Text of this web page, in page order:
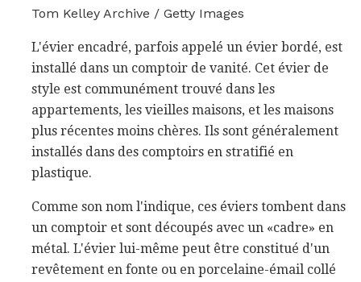
Tom Kelley Archive / Getty Images
L'évier encadré, parfois appelé un évier bordé, est
installé dans un comptoir de vanité. Cet évier de
style est communément trouvé dans les
appartements, les vieilles maisons, et les maisons
plus récentes moins chères. Ils sont généralement
installés dans des comptoirs en stratifié en
plastique.
Comme son nom l'indique, ces éviers tombent dans
un comptoir et sont découpés avec un «cadre» en
métal. L'évier lui-même peut être constitué d'un
revêtement en fonte ou en porcelaine-émail collé